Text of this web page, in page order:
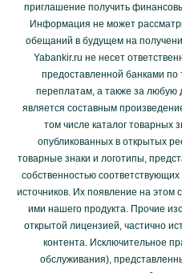
приглашение получить
Информация не может
обещаний в будущем на
Yabankir.ru не несет
предоставленной банками
переплатам, а также за
является составным
том числе каталог товарных
опубликованных в открытых
товарные знаки и логотипы,
собственностью
источников. Их появление на этом
ими нашего продукта. Прочие
открытой лицензией, частично
контента. Исключительное
обслуживания),